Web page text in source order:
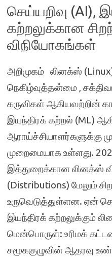
செய்யறிவு (AI),
கற்றலுக்கான
விநியோகங்கள்
அறிமுகம் லினக்ஸ்
நெகிழ்வுத்தன்மை ,
கருவிகள் ஆகியவற்றின்
இயந்திரக் கற்றல் (ML)
ஆராய்ச்சியாளர்களுக்கு
முறைமையாக உள்ளது.
இத்துறைக்கான லினக்ஸ்
(Distributions) மேலும்
உருவெடுத்துள்ளன. ஏன்
இயந்திரக் கற்றலுக்கும்
மென்பொருள்: உரிமக்
சமூககுழுவின் ஆதரவு